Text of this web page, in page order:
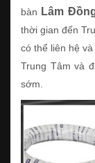
bàn Lâm
thời gian đến
có thể liên hệ
Trung Tâm và
sớm.